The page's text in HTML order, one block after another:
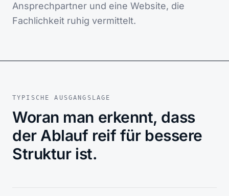
Ansprechpartner und eine Website, die
Fachlichkeit ruhig vermittelt.
TYPISCHE AUSGANGSLAGE
Woran man erkennt, dass
der Ablauf reif für bessere
Struktur ist.